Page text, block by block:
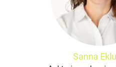
Sanna